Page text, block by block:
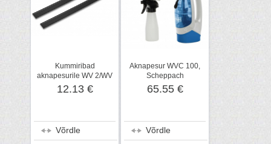
Kummiribad
aknapesurile WV 2/WV
5, 280 mm, Kärcher
12.13 €
Võrdle
Aknapesur WVC 100,
Scheppach
65.55 €
Võrdle